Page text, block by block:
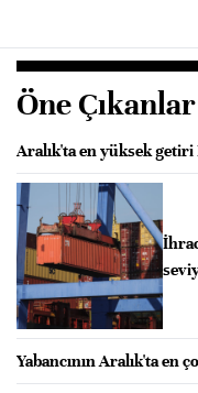
Öne Çıkanlar
Aralık'ta en yüksek getiri
Yabancının Aralık'ta en